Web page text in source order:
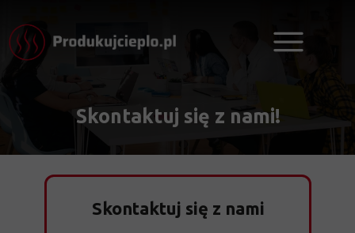
Skontaktuj się z nami!
Skontaktuj się z nami